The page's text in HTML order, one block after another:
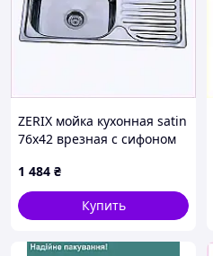
ZERIX мойка кухонная satin
76х42 врезная с сифоном
1 484 ₴
Купить